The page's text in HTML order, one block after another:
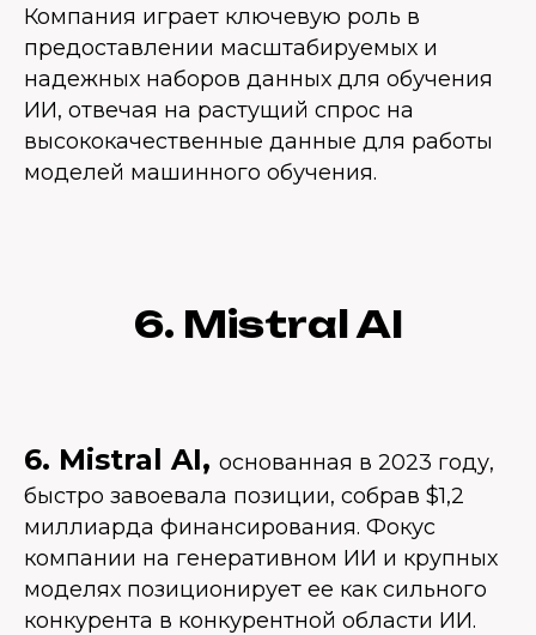
Компания играет ключевую роль в
предоставлении масштабируемых и
надежных наборов данных для обучения
ИИ, отвечая на растущий спрос на
высококачественные данные для работы
моделей машинного обучения.
6. Mistral AI
6. Mistral AI, основанная в 2023 году,
быстро завоевала позиции, собрав $1,2
миллиарда финансирования. Фокус
компании на генеративном ИИ и крупных
моделях позиционирует ее как сильного
конкурента в конкурентной области ИИ.